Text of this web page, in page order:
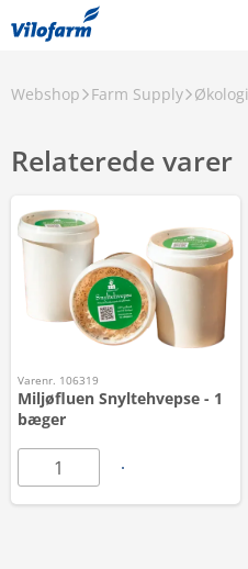
Webshop Farm Supply Økologi
Relaterede varer
Varenr. 106319
Miljøfluen Snyltehvepse - 1
bæger